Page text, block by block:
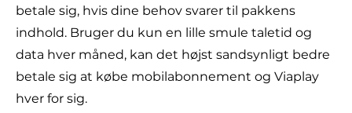
betale sig, hvis dine behov svarer til pakkens
indhold. Bruger du kun en lille smule taletid og
data hver måned, kan det højst sandsynligt bedre
betale sig at købe mobilabonnement og Viaplay
hver for sig.